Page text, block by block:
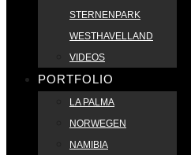
STERNENPARK
WESTHAVELLAND
VIDEOS
PORTFOLIO
LA PALMA
NORWEGEN
NAMIBIA